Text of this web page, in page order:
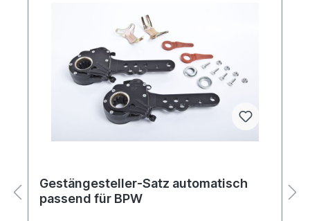
Gestängesteller-Satz automatisch
passend für BPW